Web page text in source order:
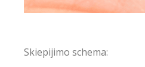
Skiepijimo schema: